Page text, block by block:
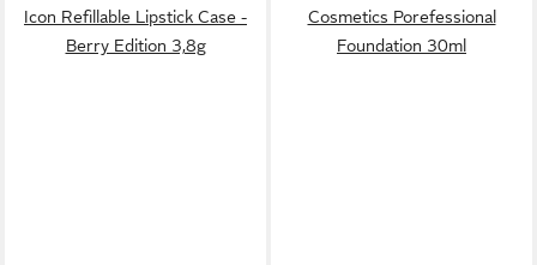
Icon Refillable Lipstick Case -
Berry Edition 3,8g
Cosmetics Porefessional
Foundation 30ml